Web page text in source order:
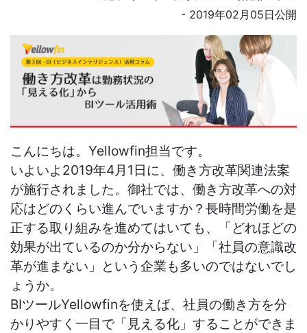
- 2019年02月05日公開
こんにちは。Yellowfin担当です。
いよいよ2019年4月1日に、働き方改革関連法案
が施行されました。御社では、働き方改革への対
応はどのくらい進んでいますか？長時間労働を是
正する取り組みを進めてはいても、「どれほどの
効果が出ているのか分からない」「社員の意識改
革が進まない」という企業も多いのではないでし
ょうか。
BIツールYellowfinを使えば、社員の働き方を分
かりやすく一目で「見える化」することができま